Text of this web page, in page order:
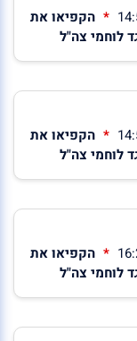
הקפיאו את
לוחמי צה"ל
הקפיאו את
לוחמי צה"ל
הקפיאו את
לוחמי צה"ל